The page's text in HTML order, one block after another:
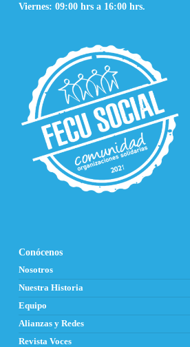
Viernes: 09:00 hrs a 16:00 hrs.
Conócenos
Nosotros
Nuestra Historia
Equipo
Alianzas y Redes
Revista Voces